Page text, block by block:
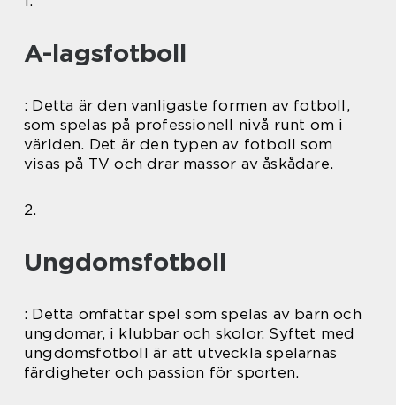
A-lagsfotboll
: Detta är den vanligaste formen av fotboll,
som spelas på professionell nivå runt om i
världen. Det är den typen av fotboll som
visas på TV och drar massor av åskådare.
2.
Ungdomsfotboll
: Detta omfattar spel som spelas av barn och
ungdomar, i klubbar och skolor. Syftet med
ungdomsfotboll är att utveckla spelarnas
färdigheter och passion för sporten.